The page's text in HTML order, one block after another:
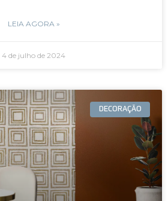
LEIA AGORA »
4 de julho de 2024
DECORAÇÃO